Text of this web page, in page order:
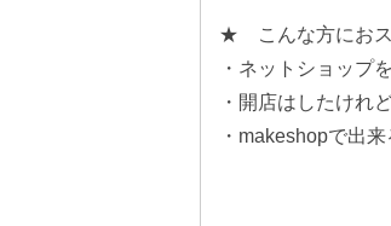
★ こんな方にお
・ネットショップ
・開店はしたけれ
・makeshopで出